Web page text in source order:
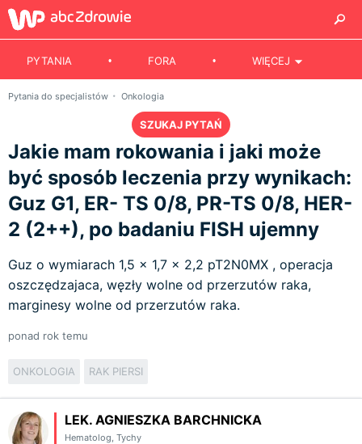
PYTANIA FORA WIĘCEJ
Pytania do specjalistów Onkologia
SZUKAJ PYTAŃ
Jakie mam rokowania i jaki może
być sposób leczenia przy wynikach:
Guz G1, ER- TS 0/8, PR-TS 0/8, HER-
2 (2++), po badaniu FISH ujemny
Guz o wymiarach 1,5 x 1,7 x 2,2 pT2N0MX , operacja
oszczędzajaca, węzły wolne od przerzutów raka,
marginesy wolne od przerzutów raka.
ponad rok temu
ONKOLOGIA RAK PIERSI
LEK. AGNIESZKA BARCHNICKA
Hematolog, Tychy